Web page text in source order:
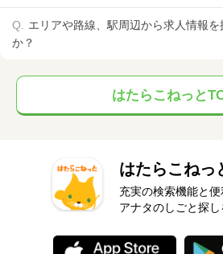
エリアや路線、駅周辺から求人情報
か？
はたらこねっと
はたらこねっ
充実の検索機能と
アナタのしごと探し